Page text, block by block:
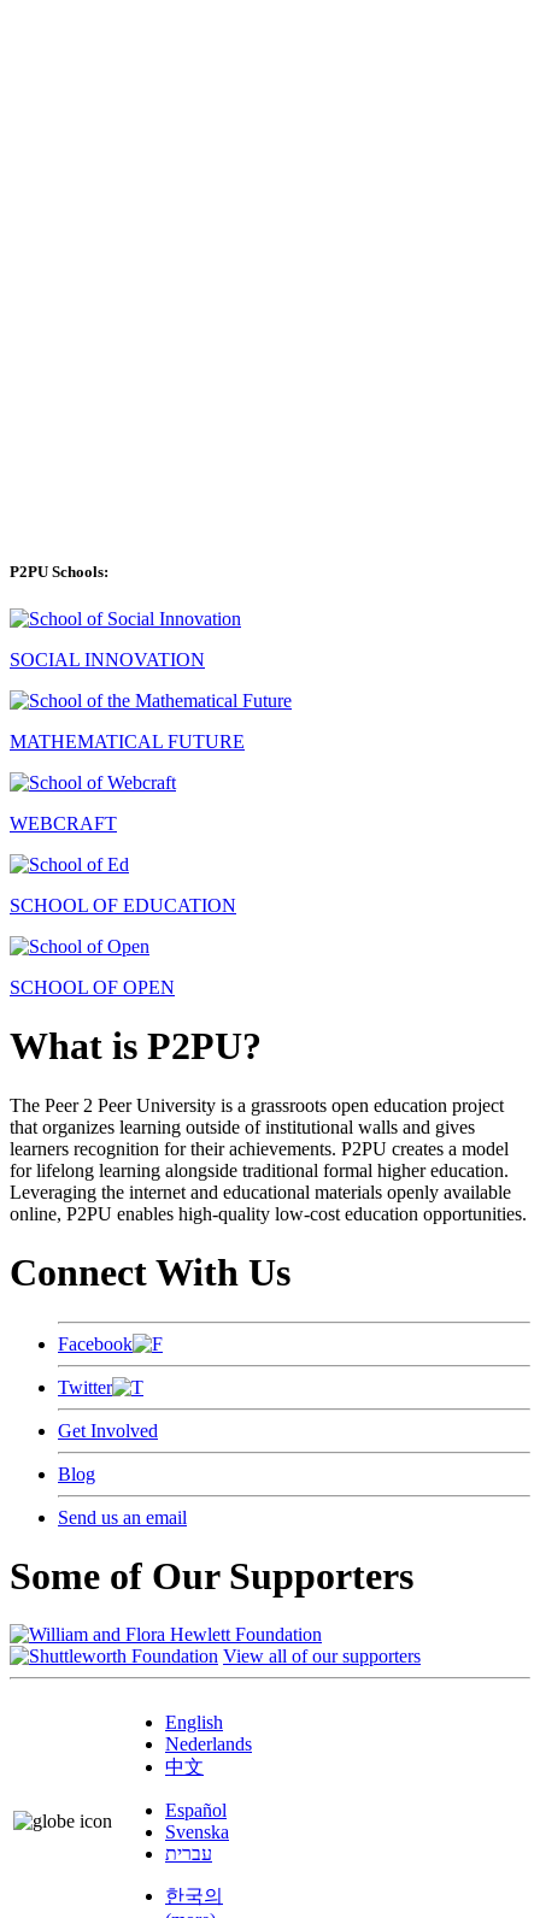
P2PU Schools:
SOCIAL INNOVATION
MATHEMATICAL FUTURE
WEBCRAFT
SCHOOL OF EDUCATION
SCHOOL OF OPEN
What is P2PU?
The Peer 2 Peer University is a grassroots open education project
that organizes learning outside of institutional walls and gives
learners recognition for their achievements. P2PU creates a model
for lifelong learning alongside traditional formal higher education.
Leveraging the internet and educational materials openly available
online, P2PU enables high-quality low-cost education opportunities.
Connect With Us
Facebook
Twitter
Get Involved
Blog
Send us an email
Some of Our Supporters
View all of our supporters
English
Nederlands
中文
Español
Svenska
עברית
한국의